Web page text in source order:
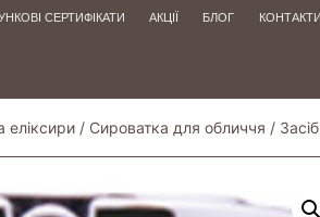
СЕРТИФІКАТИ АКЦІЇ БЛОГ КОНТАКТИ
еліксири / Сироватка для обличчя /